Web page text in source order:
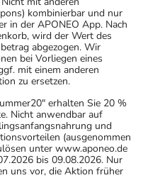
kombinierbar und nur
in der APONEO App. Nach
wird der Wert des
abgezogen. Wir
bei Vorliegen eines
mit einem anderen
zu ersetzen.
erhalten Sie 20 %
Nicht anwendbar auf
und
(ausgenommen
unter www.aponeo.de
bis 09.08.2026. Nur
uns vor, die Aktion früher